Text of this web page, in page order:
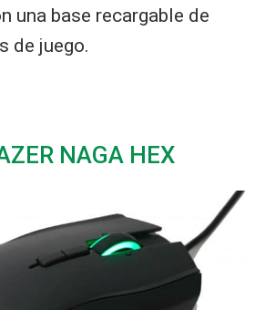
una base recargable de
de juego.
NAGA HEX